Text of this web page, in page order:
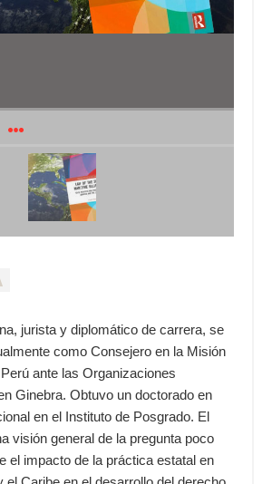
jurista y diplomático de carrera, se
como Consejero en la Misión
ante las Organizaciones
Ginebra. Obtuvo un doctorado en
en el Instituto de Posgrado. El
visión general de la pregunta poco
el impacto de la práctica estatal en